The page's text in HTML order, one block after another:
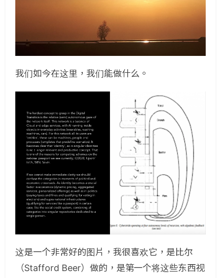
我们如今在这里，我们能做什么。
这是一个非常好的图片，我很喜欢它，是比尔
（Stafford Beer）做的，是第一个将这些东西视